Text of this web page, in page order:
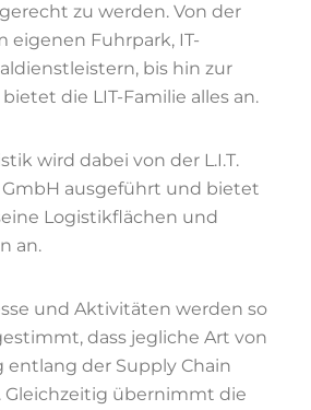
zu werden. Von der
eigenen Fuhrpark, IT-
bis hin zur
die LIT-Familie alles an.
wird dabei von der L.I.T.
GmbH ausgeführt und bietet
Logistikflächen und
an.
und Aktivitäten werden so
dass jegliche Art von
entlang der Supply Chain
Gleichzeitig übernimmt die